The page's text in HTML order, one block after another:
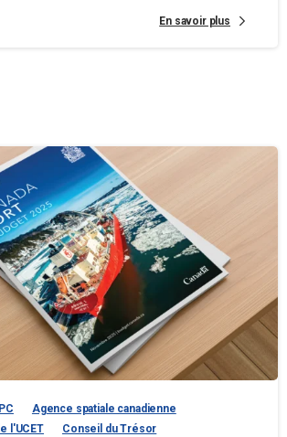
En savoir plus
Agence spatiale canadienne
l'UCET
Conseil du Trésor